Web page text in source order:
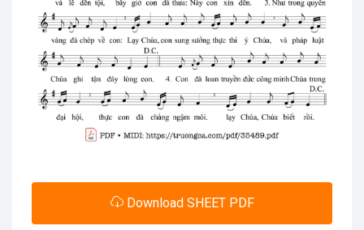
Download SHEET PDF